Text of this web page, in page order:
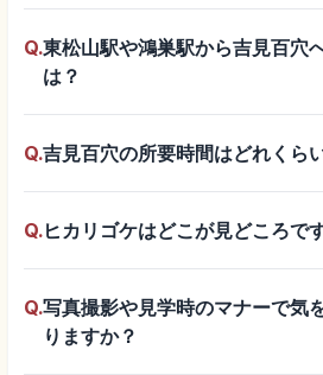
Q.東松山駅や鴻巣駅から吉見百穴
は？
Q.吉見百穴の所要時間はどれくら
Q.ヒカリゴケはどこが見どころで
Q.写真撮影や見学時のマナーで気
りますか？